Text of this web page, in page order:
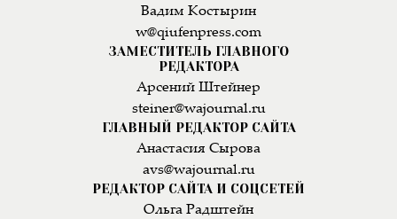
Вадим Костырин
w@qiufenpress.com
ЗАМЕСТИТЕЛЬ ГЛАВНОГО
РЕДАКТОРА
Арсений Штейнер
steiner@wajournal.ru
ГЛАВНЫЙ РЕДАКТОР САЙТА
Анастасия Сырова
avs@wajournal.ru
РЕДАКТОР САЙТА И СОЦСЕТЕЙ
Ольга Радштейн